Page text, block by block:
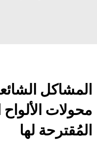
المشاكل
محولات
المُقترحة لها